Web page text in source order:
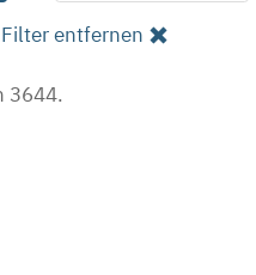
entfernen
3644.